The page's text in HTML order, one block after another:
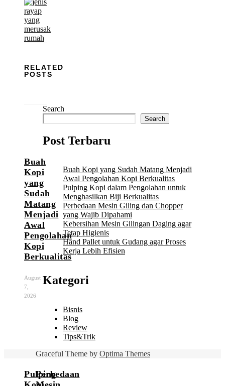
RELATED
POSTS
Buah
Kopi
yang
Sudah
Matang
Menjadi
Awal
Pengolahan
Kopi
Berkualitas
August
7,
2026
Pulping
Perbedaan
Search
Search
Post Terbaru
Buah Kopi yang Sudah Matang Menjadi
Awal Pengolahan Kopi Berkualitas
Pulping Kopi dalam Pengolahan untuk
Menghasilkan Biji Berkualitas
Perbedaan Mesin Giling dan Chopper
yang Wajib Dipahami
Kebersihan Mesin Gilingan Daging agar
Tetap Higienis
Hand Pallet untuk Gudang agar Proses
Kerja Lebih Efisien
Kategori
Bisnis
Blog
Review
Tips&Trik
Graceful Theme by Optima Themes